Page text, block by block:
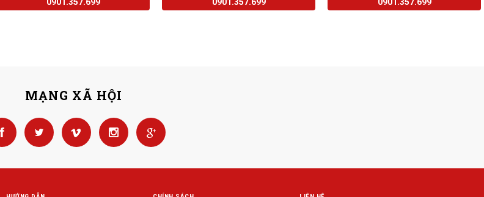
MẠNG XÃ HỘI